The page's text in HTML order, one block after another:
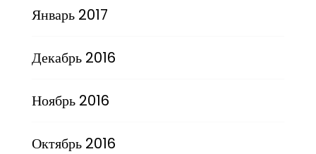
Январь 2017
Декабрь 2016
Ноябрь 2016
Октябрь 2016